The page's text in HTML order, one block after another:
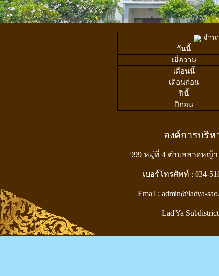
จำน
วันนี้
เมื่อวาน
เดือนนี้
เดือนก่อน
ปีนี้
ปีก่อน
องค์การบริ
999 หมู่ที่ 4 ตำบลลาดหญ้า
เบอร์โทรศัพท์ : 034-
Email : admin@ladya-
Lad Ya